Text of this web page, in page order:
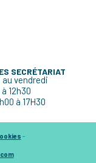
SECRÉTARIAT
au vendredi
12h30
à 17H30
-